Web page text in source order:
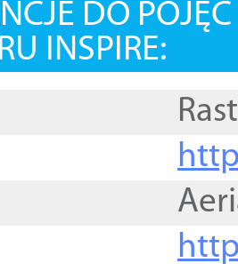
DO
INSPIRE: